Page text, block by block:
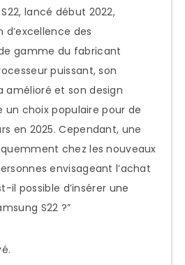
lancé début 2022,
des
gamme du fabricant
puissant, son
amélioré et son design
un choix populaire pour de
en 2025. Cependant, une
chez les nouveaux
envisageant l’achat
il possible d’insérer une
S22 ?”